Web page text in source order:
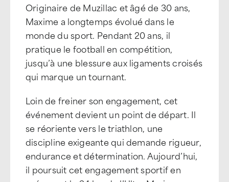
Originaire de Muzillac et âgé de 30 ans,
Maxime a longtemps évolué dans le
monde du sport. Pendant 20 ans, il
pratique le football en compétition,
jusqu’à une blessure aux ligaments croisés
qui marque un tournant.
Loin de freiner son engagement, cet
événement devient un point de départ. Il
se réoriente vers le triathlon, une
discipline exigeante qui demande rigueur,
endurance et détermination. Aujourd’hui,
il poursuit cet engagement sportif en